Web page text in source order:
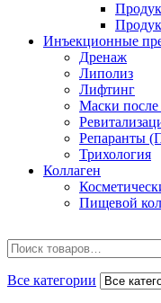
Инъекционные
Дренаж
Липолиз
Лифтинг
Маски после
Репаранты
Трихология
Коллаген
Пищевой
Все категории